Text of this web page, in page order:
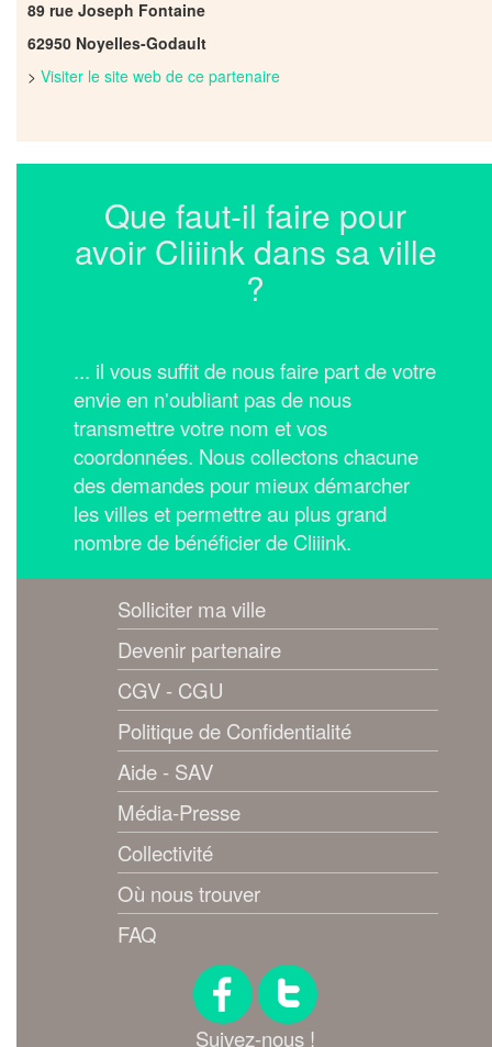
89 rue Joseph Fontaine
62950 Noyelles-Godault
> Visiter le site web de ce partenaire
Que faut-il faire pour
avoir Cliiink dans sa ville
?
... il vous suffit de nous faire part de votre
envie en n'oubliant pas de nous
transmettre votre nom et vos
coordonnées. Nous collectons chacune
des demandes pour mieux démarcher
les villes et permettre au plus grand
nombre de bénéficier de Cliiink.
Solliciter ma ville
Devenir partenaire
CGV - CGU
Politique de Confidentialité
Aide - SAV
Média-Presse
Collectivité
Où nous trouver
FAQ
Suivez-nous !